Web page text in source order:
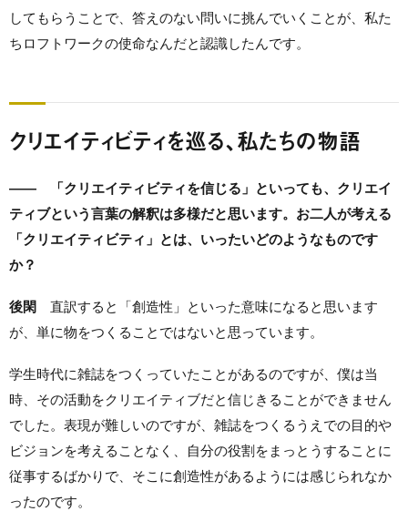
してもらうことで、答えのない問いに挑んでいくことが、私た
ちロフトワークの使命なんだと認識したんです。
クリエイティビティを巡る、私たちの物語
—— 「クリエイティビティを信じる」といっても、クリエイ
ティブという言葉の解釈は多様だと思います。お二人が考える
「クリエイティビティ」とは、いったいどのようなものです
か？
後閑 直訳すると「創造性」といった意味になると思います
が、単に物をつくることではないと思っています。
学生時代に雑誌をつくっていたことがあるのですが、僕は当
時、その活動をクリエイティブだと信じきることができません
でした。表現が難しいのですが、雑誌をつくるうえでの目的や
ビジョンを考えることなく、自分の役割をまっとうすることに
従事するばかりで、そこに創造性があるようには感じられなか
ったのです。